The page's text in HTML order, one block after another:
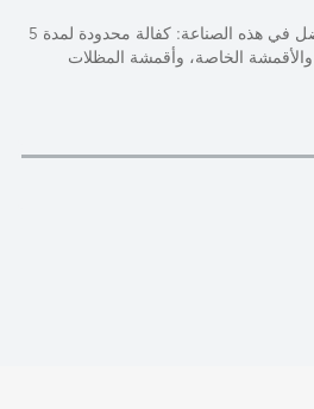
ندعم أقمشتنا بكفالة تعد الأفضل في هذه الصناعة: كفالة محدودة لمدة 5
الخاصة، وأقمشة المظلات